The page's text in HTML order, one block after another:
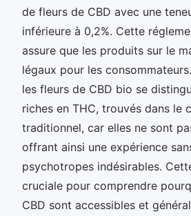
de fleurs de CBD avec une
inférieure à 0,2%. Cette
assure que les produits sur le
légaux pour les
les fleurs de CBD bio se
riches en THC, trouvés dans le
traditionnel, car elles ne sont
offrant ainsi une expérience
psychotropes indésirables.
cruciale pour comprendre
CBD sont accessibles et